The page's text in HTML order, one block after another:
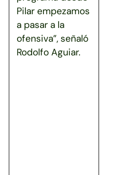
Pilar empezamos
a pasar a la
ofensiva”, señaló
Rodolfo Aguiar.